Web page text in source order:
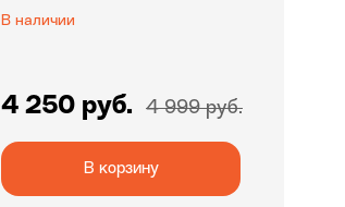
В наличии
4 250 руб. 4 999 руб.
В корзину